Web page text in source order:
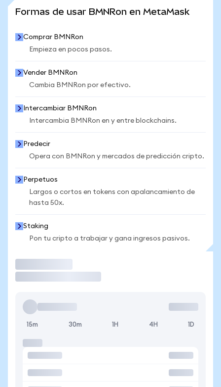
Formas de usar BMNRon en MetaMask
Comprar BMNRon
Empieza en pocos pasos.
Vender BMNRon
Cambia BMNRon por efectivo.
Intercambiar BMNRon
Intercambia BMNRon en y entre blockchains.
Predecir
Opera con BMNRon y mercados de predicción cripto.
Perpetuos
Largos o cortos en tokens con apalancamiento de
hasta 50x.
Staking
Pon tu cripto a trabajar y gana ingresos pasivos.
15m 30m 1H 4H 1D